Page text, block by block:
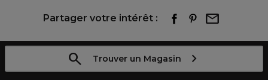
Partager votre intérêt :
Trouver un Magasin